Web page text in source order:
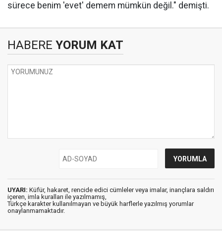
sürece benim 'evet' demem mümkün değil." demişti.
HABERE YORUM KAT
UYARI: Küfür, hakaret, rencide edici cümleler veya imalar, inançlara saldırı
içeren, imla kuralları ile yazılmamış,
Türkçe karakter kullanılmayan ve büyük harflerle yazılmış yorumlar
onaylanmamaktadır.